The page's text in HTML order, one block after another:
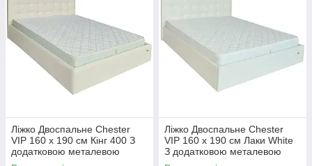
Ліжко Двоспальне Chester
VIP 160 х 190 см Кінг 400 З
додатковою металевою
цільнозварною рамою C1
Ліжко Двоспальне Chester
VIP 160 х 190 см Лаки White
З додатковою металевою
цільнозварною рамою Білий